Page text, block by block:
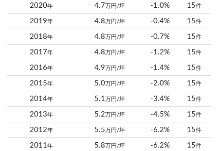
2020年 4.7 万円/坪 -1.0% 15件
2019年 4.8 万円/坪 -0.4% 15件
2018年 4.8 万円/坪 -0.7% 15件
2017年 4.8 万円/坪 -1.2% 15件
2016年 4.9 万円/坪 -1.4% 15件
2015年 5.0万円/坪 -2.0% 15件
2014年 5.1 万円/坪 -3.4% 15件
2013年 5.2 万円/坪 -4.5% 15件
2012年 5.5 万円/坪 -6.2% 15件
2011年 5.8 万円/坪 -6.2% 15件